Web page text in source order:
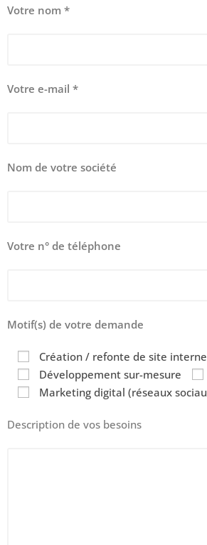
Votre nom *
Votre e-mail *
Nom de votre société
Votre n° de téléphone
Motif(s) de votre demande
Création / refonte de site
Développement sur-mesure
Marketing digital (réseaux
Description de vos besoins